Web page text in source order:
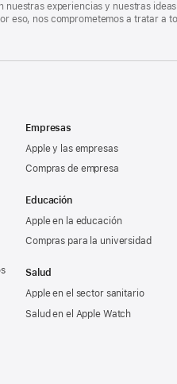
nuestras experiencias y nuestras
eso, nos comprometemos a tratar a
Empresas
Apple y las empresas
Compras de empresa
Educación
Apple en la educación
Compras para la universidad
Salud
Apple en el sector sanitario
Salud en el Apple Watch